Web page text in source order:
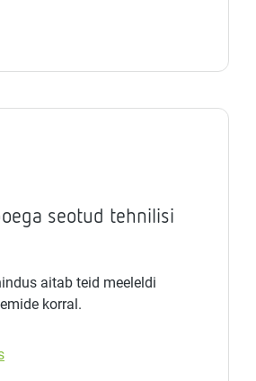
seotud tehnilisi
aitab teid meeleldi
korral.